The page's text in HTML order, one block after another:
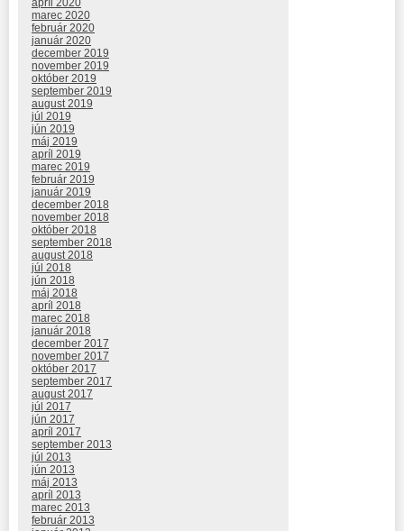
marec 2020
február 2020
január 2020
december 2019
november 2019
október 2019
september 2019
august 2019
júl 2019
jún 2019
máj 2019
apríl 2019
marec 2019
február 2019
január 2019
december 2018
november 2018
október 2018
september 2018
august 2018
júl 2018
jún 2018
máj 2018
apríl 2018
marec 2018
január 2018
december 2017
november 2017
október 2017
september 2017
august 2017
júl 2017
jún 2017
apríl 2017
september 2013
júl 2013
jún 2013
máj 2013
apríl 2013
marec 2013
február 2013